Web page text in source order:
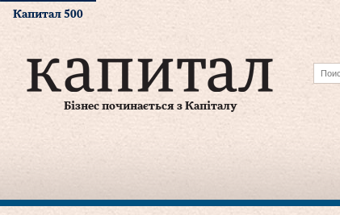
Капитал 500
Бізнес починається з Капіталу